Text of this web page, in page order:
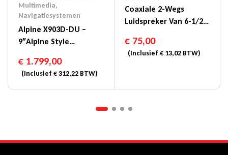
Multimedia,
Navigatiesystemen
Alpine X903D-DU –
9″Alpine Style
Fiat Ducato
€ 1.799,00
(Inclusief €312,22 BTW)
Coaxiale 2-Wegs
Luidspreker Van 6-1/2″
1725S
€75,00
(Inclusief €13,02BTW)